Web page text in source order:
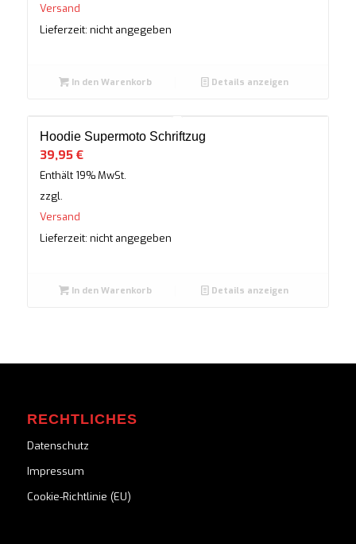
Versand
Lieferzeit: nicht angegeben
In den Warenkorb Details anzeigen
Hoodie Supermoto Schriftzug
39,95 €
Enthält 19% MwSt.
zzgl.
Versand
Lieferzeit: nicht angegeben
In den Warenkorb Details anzeigen
RECHTLICHES
Datenschutz
Impressum
Cookie-Richtlinie (EU)